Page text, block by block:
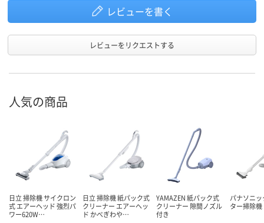
レビューを書く
レビューをリクエストする
人気の商品
日立 掃除機 サイクロン
式 エアーヘッド 強烈パ
ワー620W…
日立 掃除機 紙パック式
クリーナー エアーヘッ
ド かべぎわや…
YAMAZEN 紙パック式
クリーナー 隙間ノズル
付き
パナソニ
ター掃除機